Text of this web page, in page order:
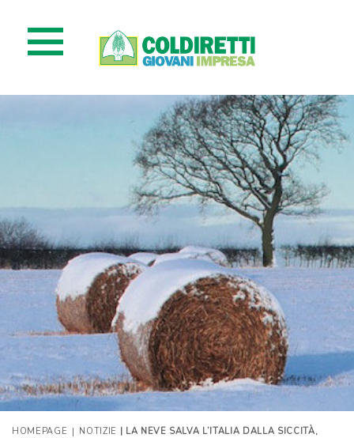
HOMEPAGE | NOTIZIE
| LA NEVE SALVA L’ITALIA DALLA SICCITÀ,